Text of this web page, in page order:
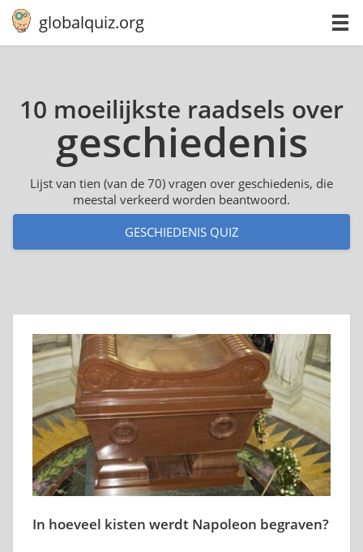
globalquiz.org
10 moeilijkste raadsels over
ge­schie­de­nis
Lijst van tien (van de 70) vragen over geschiedenis, die
meestal verkeerd worden beantwoord.
GESCHIEDENIS QUIZ
In hoeveel kisten werdt Napoleon begraven?